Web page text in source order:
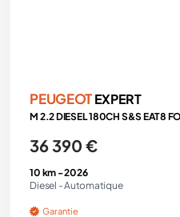
PEUGEOTEXPERT
36 390 €
10 km -2026
Diesel -Automatique
Garantie